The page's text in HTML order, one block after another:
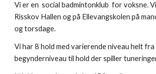
Vi er en social badmintonklub for voksne.
Risskov Hallen og på Ellevangskolen på
og torsdage.
Vi har 8 hold med varierende niveau helt fra
begynderniveau til hold der spiller